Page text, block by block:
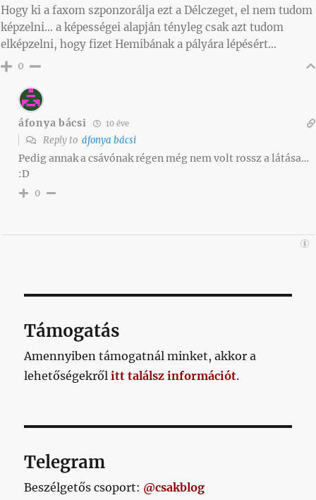
Hogy ki a faxom szponzorálja ezt a Délczeget, el nem tudom
képzelni… a képességei alapján tényleg csak azt tudom
elképzelni, hogy fizet Hemibának a pályára lépésért…
0
áfonya bácsi 10 éve
Reply to áfonya bácsi
Pedig annak a csávónak régen még nem volt rossz a látása…
:D
0
Támogatás
Amennyiben támogatnál minket, akkor a
lehetőségekrőlitt találsz információt.
Telegram
Beszélgetős csoport: @csakblog